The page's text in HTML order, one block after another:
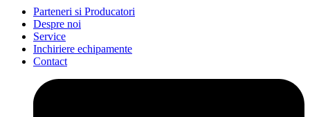
Parteneri si Producatori
Despre noi
Service
Inchiriere echipamente
Contact